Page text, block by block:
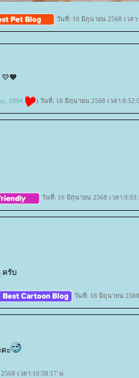
วันที่: 16 มิถุนายน 2568 เวลา
) วันที่: 16 มิถุนายน 2568 เวลา
วันที่: 16 มิถุนายน 2568 เวลา
ครับ
วันที่: 16 มิถุนายน
ะ
เวลา:10:58:17 น.